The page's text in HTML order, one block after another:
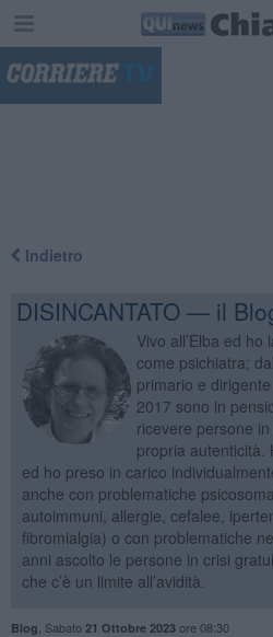
Indietro
DISINCANTATO — il
Vivo all’Elba ed
come psichiatra;
primario e
2017 sono in
ricevere persone
propria autenticità.
ed ho preso in carico
anche con problematiche
autoimmuni, allergie, cefalee,
fibromialgia) o con problematiche
anni ascolto le persone in crisi
che c’è un limite all’avidità.
Blog Sabato 21 Ottobre 2023ore 08:30